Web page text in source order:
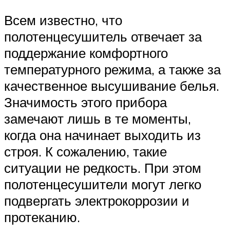
Всем известно, что
полотенцесушитель отвечает за
поддержание комфортного
температурного режима, а также за
качественное высушивание белья.
Значимость этого прибора
замечают лишь в те моменты,
когда она начинает выходить из
строя. К сожалению, такие
ситуации не редкость. При этом
полотенцесушители могут легко
подвергать электрокоррозии и
протеканию.